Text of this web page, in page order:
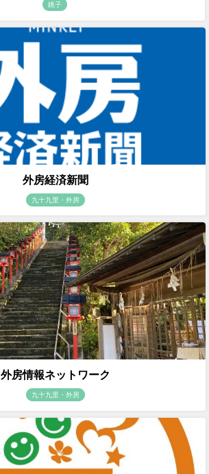
銚子
外房経済新聞
九十九里・外房
外房情報ネットワーク
九十九里・外房